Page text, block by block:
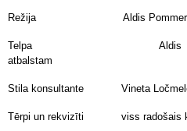
Režija Aldis
Telpa Aldis Pommers,
atbalstam
Stila konsultante Vineta
Tērpi un rekvizīti viss